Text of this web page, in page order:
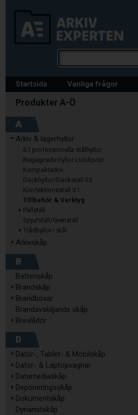
Startsida Vanliga frågor
A
Arkiv & lagerhyllor
S1 professionella stålhyllor
Begagnade hyllor Lundqvist
Kompaktarkiv
Däckhyllor/Däckställ S3
Konfektionsställ S1
Tillbehör & Verktyg
Pallställ
Spjutställ/Grenställ
Trådhyllor i stål
Arkivskåp
B
Batteriskåp
Brandskåp
Brandboxar
Brandavskiljande skåp
Brevlådor
D
Dator-, Tablet- & Mobilskåp
Dator- & Laptopvagnar
Datamediaskåp
Deponeringsskåp
Dokumentskåp
Dynamitskåp